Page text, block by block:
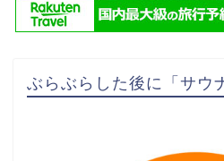
ぶらぶらした後に「サウ